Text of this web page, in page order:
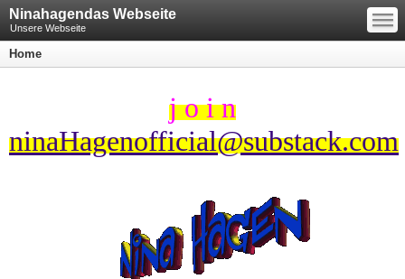
Ninahagendas Webseite
Unsere Webseite
—
—
—
Home
j o i n
ninaHagenofficial@substack.com